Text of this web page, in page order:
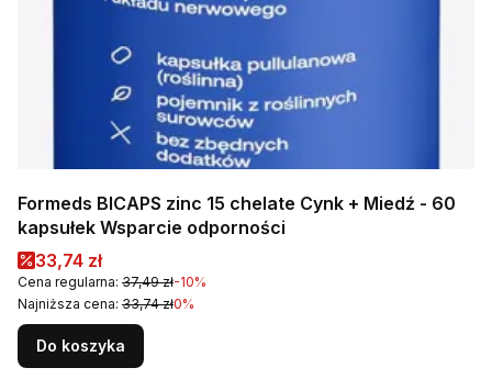
Formeds BICAPS zinc 15 chelate Cynk + Miedź - 60
kapsułek Wsparcie odporności
Cena promocyjna
33,74 zł
Cena regularna: 37,49 zł-10%
Najniższa cena: 33,74 zł0%
Do koszyka